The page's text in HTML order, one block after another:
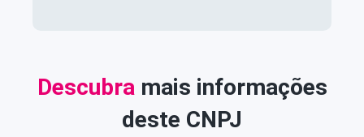
Descubra mais informações
deste CNPJ